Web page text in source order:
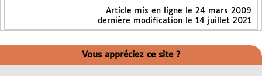
Article mis en ligne le 24 mars 2009
dernière modification le 14 juillet 2021
Vous appréciez ce site ?